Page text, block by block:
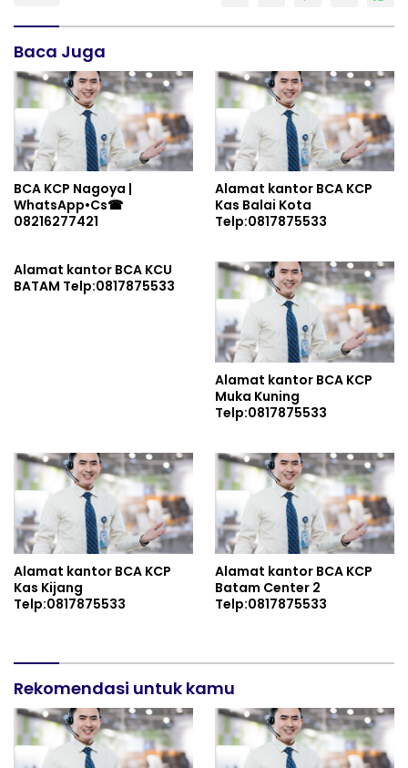
Baca Juga
BCA KCP Nagoya |
WhatsApp•Cs☎
08216277421
Alamat kantor BCA KCP
Kas Balai Kota
Telp:0817875533
Alamat kantor BCA KCU
BATAM Telp:0817875533
Alamat kantor BCA KCP
Muka Kuning
Telp:0817875533
Alamat kantor BCA KCP
Kas Kijang
Telp:0817875533
Alamat kantor BCA KCP
Batam Center 2
Telp:0817875533
Rekomendasi untuk kamu